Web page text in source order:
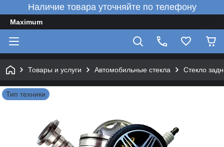
Наличие товара уточняйте по телефону
Maximum
Товары и услуги Автомобильные стекла Стекло
Тип техники